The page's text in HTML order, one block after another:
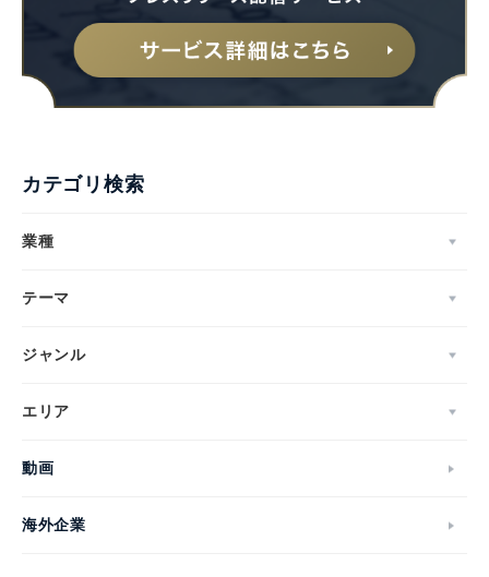
カテゴリ検索
業種
テーマ
ジャンル
エリア
動画
海外企業